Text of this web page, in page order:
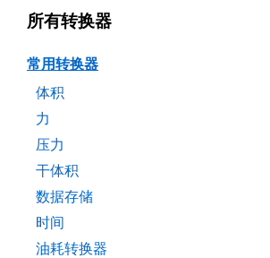
所有转换器
常用转换器
体积
力
压力
干体积
数据存储
时间
油耗转换器